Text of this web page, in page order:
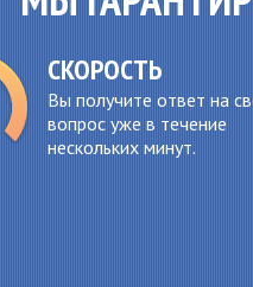
СКОРОСТЬ
Вы получите ответ на
вопрос уже в течение
нескольких минут.